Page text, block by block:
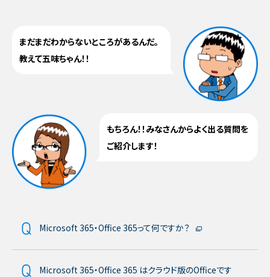
まだまだわからないところがあるんだ。
教えて五味ちゃん！！
もちろん！！みなさんからよく出る質問を
ご紹介します！
Microsoft 365・Office 365って何ですか？
Microsoft 365・Office 365 はクラウド版のOfficeです